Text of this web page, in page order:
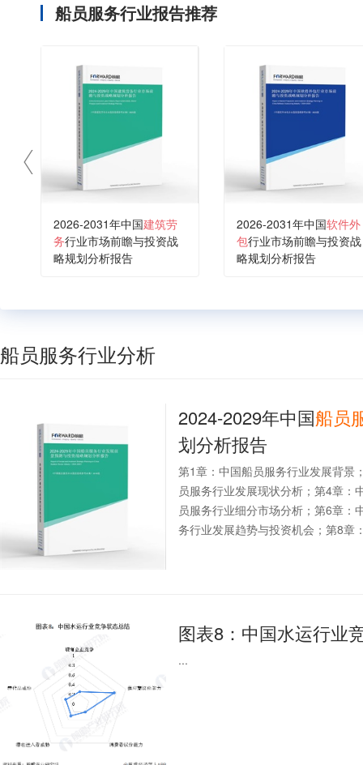
船员服务行业报告推荐
2026-2031年中国建筑劳
务行业市场前瞻与投资战
略规划分析报告
2026-2031年中国软件外
包行业市场前瞻与投资战
略规划分析报告
船员服务行业分析
2024-2029年中国船员
划分析报告
第1章：中国船员服务行业发展背景
员服务行业发展现状分析；第4章：
员服务行业细分市场分析；第6章：
务行业发展趋势与投资机会；第8章
图表8：中国水运行业
...